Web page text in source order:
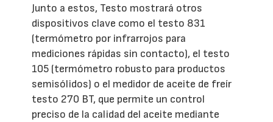
Junto a estos, Testo mostrará otros
dispositivos clave como el testo 831
(termómetro por infrarrojos para
mediciones rápidas sin contacto), el testo
105 (termómetro robusto para productos
semisólidos) o el medidor de aceite de freír
testo 270 BT, que permite un control
preciso de la calidad del aceite mediante